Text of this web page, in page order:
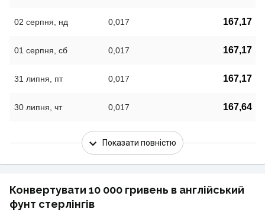
02 серпня, нд 0,017 167,17
01 серпня, сб 0,017 167,17
31 липня, пт 0,017 167,17
30 липня, чт 0,017 167,64
Показати повністю
Конвертувати 10 000 гривень в англійський
фунт стерлінгів